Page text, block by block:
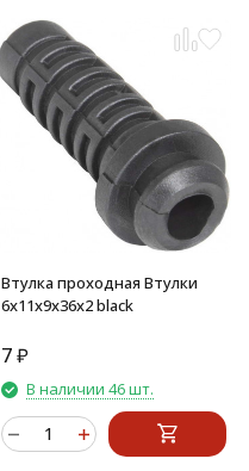
Втулка проходная Втулки
6х11х9х36х2 black
7₽
В наличии 46 шт.